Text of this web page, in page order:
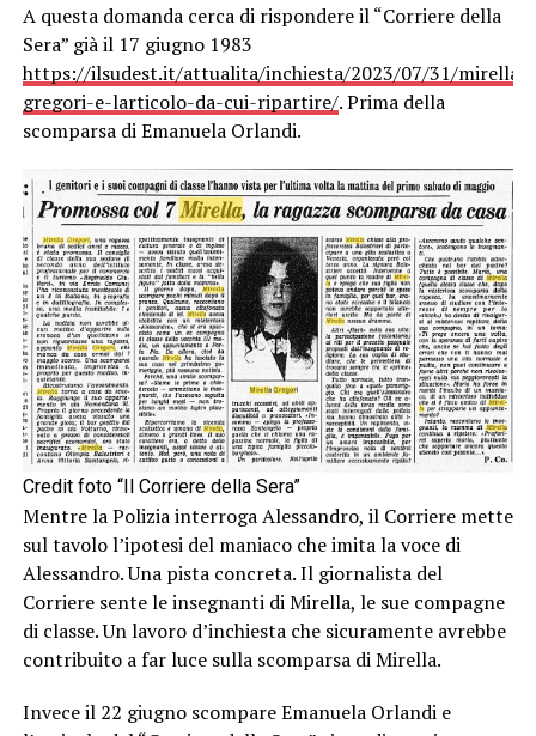
A questa domanda cerca di rispondere il “Corriere della
Sera” già il 17 giugno 1983
https://ilsudest.it/attualita/inchiesta/2023/07/31/mirella-
gregori-e-larticolo-da-cui-ripartire/. Prima della
scomparsa di Emanuela Orlandi.
Credit foto “Il Corriere della Sera”
Mentre la Polizia interroga Alessandro, il Corriere mette
sul tavolo l’ipotesi del maniaco che imita la voce di
Alessandro. Una pista concreta. Il giornalista del
Corriere sente le insegnanti di Mirella, le sue compagne
di classe. Un lavoro d’inchiesta che sicuramente avrebbe
contribuito a far luce sulla scomparsa di Mirella.
Invece il 22 giugno scompare Emanuela Orlandi e